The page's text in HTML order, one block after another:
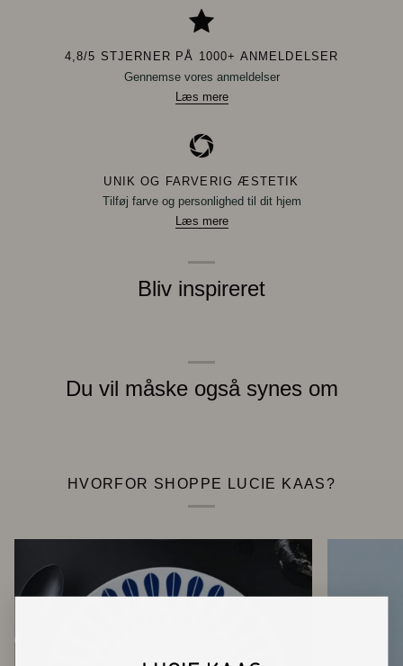
4,8/5 STJERNER PÅ 1000+ ANMELDELSER
Gennemse vores anmeldelser
Læs mere
UNIK OG FARVERIG ÆSTETIK
Tilføj farve og personlighed til dit hjem
Læs mere
Bliv inspireret
Du vil måske også synes om
HVORFOR SHOPPE LUCIE KAAS?